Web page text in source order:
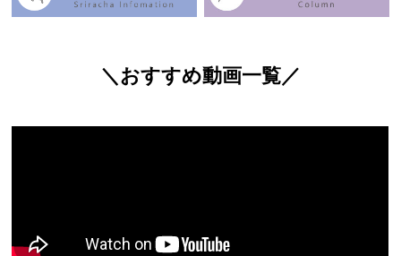
＼おすすめ動画一覧／